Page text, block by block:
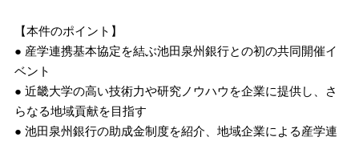
【本件のポイント】
● 産学連携基本協定を結ぶ池田泉州銀行との初の共同開催イ
ベント
● 近畿大学の高い技術力や研究ノウハウを企業に提供し、さ
らなる地域貢献を目指す
● 池田泉州銀行の助成金制度を紹介、地域企業による産学連